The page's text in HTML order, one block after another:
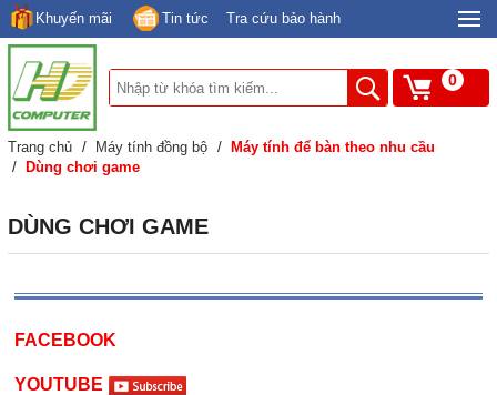
Khuyến mãi Tin tức Tra cứu bảo hành
0
Trang chủ / Máy tính đồng bộ /
Máy tính để bàn theo nhu cầu
/
Dùng chơi game
DÙNG CHƠI GAME
FACEBOOK
YOUTUBE